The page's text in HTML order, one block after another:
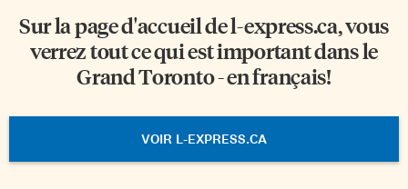
Sur la page d'accueil del-express.ca, vous
verrez tout ce qui est important dans le
Grand Toronto - en français!
VOIR L-EXPRESS.CA